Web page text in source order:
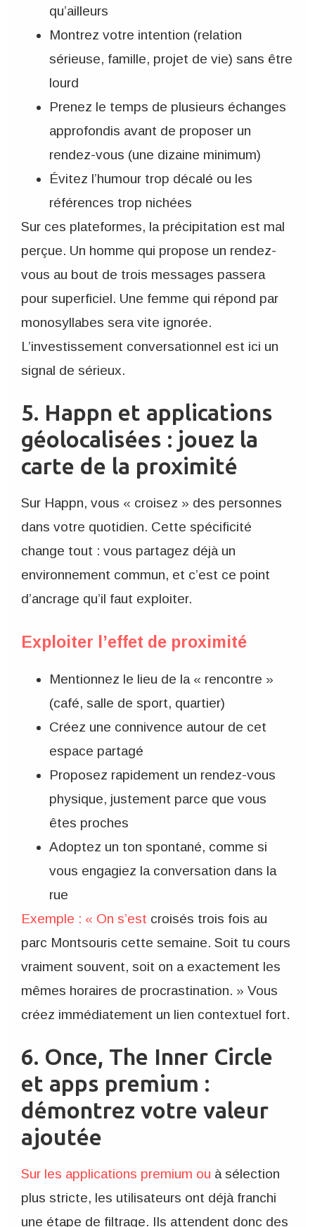
qu’ailleurs
Montrez votre intention (relation
sérieuse, famille, projet de vie) sans être
lourd
Prenez le temps de plusieurs échanges
approfondis avant de proposer un
rendez-vous (une dizaine minimum)
Évitez l’humour trop décalé ou les
références trop nichées
Sur ces plateformes, la précipitation est mal
perçue. Un homme qui propose un rendez-
vous au bout de trois messages passera
pour superficiel. Une femme qui répond par
monosyllabes sera vite ignorée.
L’investissement conversationnel est ici un
signal de sérieux.
5. Happn et applications
géolocalisées : jouez la
carte de la proximité
Sur Happn, vous « croisez » des personnes
dans votre quotidien. Cette spécificité
change tout : vous partagez déjà un
environnement commun, et c’est ce point
d’ancrage qu’il faut exploiter.
Exploiter l’effet de proximité
Mentionnez le lieu de la « rencontre »
(café, salle de sport, quartier)
Créez une connivence autour de cet
espace partagé
Proposez rapidement un rendez-vous
physique, justement parce que vous
êtes proches
Adoptez un ton spontané, comme si
vous engagiez la conversation dans la
rue
Exemple : « On s’est croisés trois fois au
parc Montsouris cette semaine. Soit tu cours
vraiment souvent, soit on a exactement les
mêmes horaires de procrastination. » Vous
créez immédiatement un lien contextuel fort.
6. Once, The Inner Circle
et apps premium :
démontrez votre valeur
ajoutée
Sur les applications premium ou à sélection
plus stricte, les utilisateurs ont déjà franchi
une étape de filtrage. Ils attendent donc des